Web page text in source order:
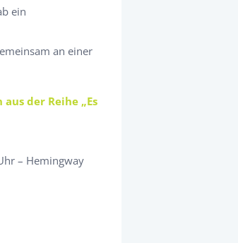
ein
an einer
der Reihe „Es
– Hemingway